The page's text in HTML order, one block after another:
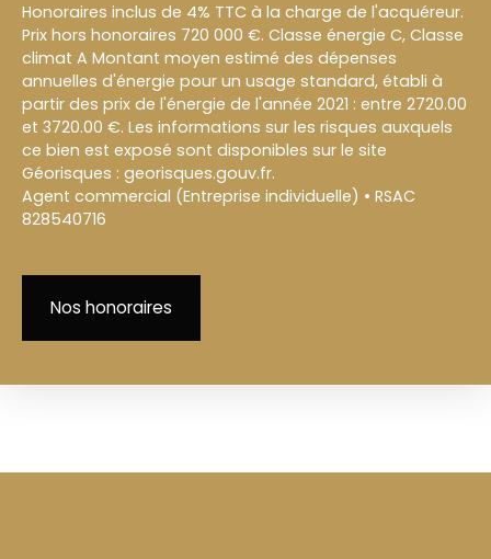
Honoraires inclus de 4% TTC à la charge de l'acquéreur.
Prix hors honoraires 720 000 €. Classe énergie C, Classe
climat A Montant moyen estimé des dépenses
annuelles d'énergie pour un usage standard, établi à
partir des prix de l'énergie de l'année 2021 : entre 2720.00
et 3720.00 €. Les informations sur les risques auxquels
ce bien est exposé sont disponibles sur le site
Géorisques : georisques.gouv.fr.
Agent commercial (Entreprise individuelle) • RSAC
828540716
Nos honoraires